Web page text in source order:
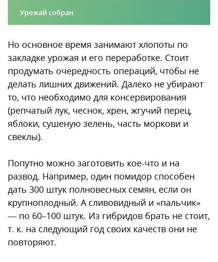
Урожай собран
Но основное время занимают хлопоты по
закладке урожая и его переработке. Стоит
продумать очередность операций, чтобы не
делать лишних движений. Далеко не убирают
то, что необходимо для консервирования
(репчатый лук, чеснок, хрен, жгучий перец,
яблоки, сушеную зелень, часть моркови и
свеклы).
Попутно можно заготовить кое-что и на
развод. Например, один помидор способен
дать 300 штук полновесных семян, если он
крупноплодный. А сливовидный и «пальчик»
— по 60–100 штук. Из гибридов брать не стоит,
т. к. на следующий год своих качеств они не
повторяют.